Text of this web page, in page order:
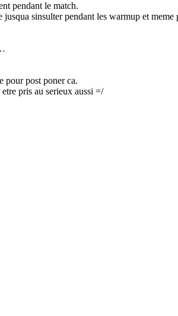
pendant le match.
sinsulter pendant les warmup et meme
pour post poner ca.
pris au serieux aussi =/